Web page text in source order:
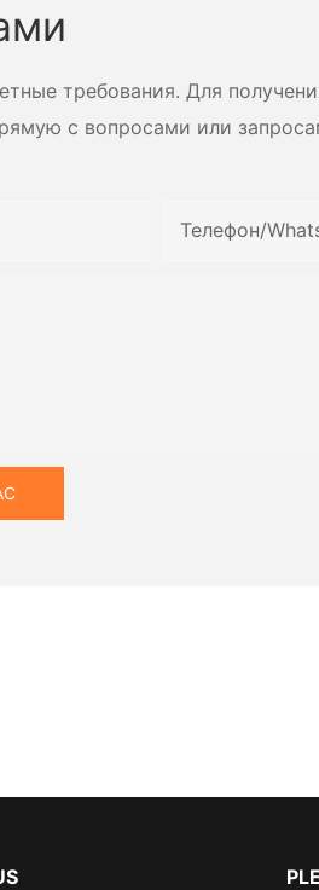
требования. Для
с вопросами или
Телефон/